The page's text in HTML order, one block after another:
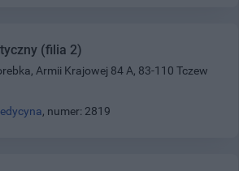
(filia 2)
Armii Krajowej 84 A, 83-110 Tczew
, numer: 2819